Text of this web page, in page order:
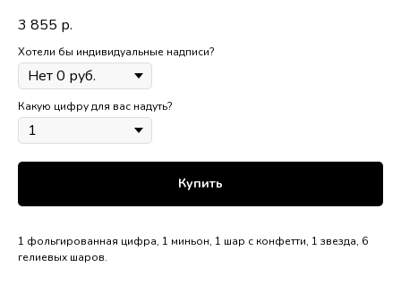
3 855 р.
Хотели бы индивидуальные надписи?
Какую цифру для вас надуть?
Купить
1 фольгированная цифра, 1 миньон, 1 шар с конфетти, 1 звезда, 6
гелиевых шаров.